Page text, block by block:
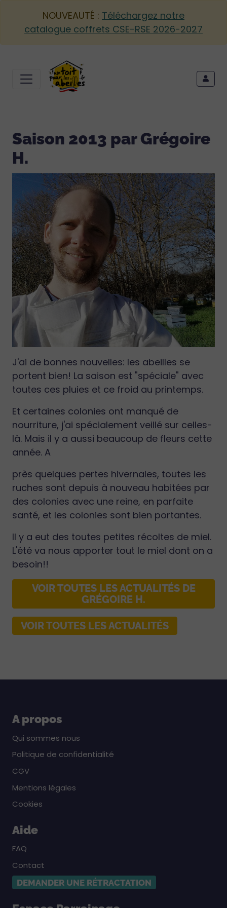
NOUVEAUTÉ : Téléchargez notre
catalogue coffrets CSE-RSE 2026-2027
Saison 2013 par Grégoire
H.
J'ai de bonnes nouvelles: les abeilles se
portent bien! La saison est "spéciale" avec
toutes ces pluies et ce froid au printemps.
Et certaines colonies ont manqué de
nourriture, j'ai spécialement veillé sur celles-
là. Mais il y a aussi beaucoup de fleurs cette
année. A
près quelques pertes hivernales, toutes les
ruches sont depuis à nouveau habitées par
des colonies avec une reine, en parfaite
santé, et les colonies sont bien portantes.
Il y a eut des toutes petites récoltes de miel.
L'été va nous apporter tout le miel dont on a
besoin!!
VOIR TOUTES LES ACTUALITÉS DE
GRÉGOIRE H.
VOIR TOUTES LES ACTUALITÉS
A propos
Qui sommes nous
Politique de confidentialité
CGV
Mentions légales
Cookies
Aide
FAQ
Contact
DEMANDER UNE RÉTRACTATION